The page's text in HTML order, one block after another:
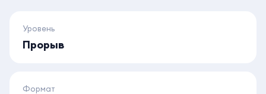
Уровень
Прорыв
Формат